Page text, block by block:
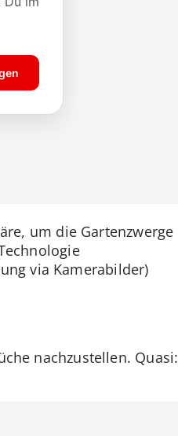
um die Gartenzwerge
via Kamerabilder)
nachzustellen. Quasi: